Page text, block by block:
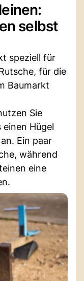
selbst
speziell für
für die
Baumarkt
Sie
Hügel
Ein paar
während
eine